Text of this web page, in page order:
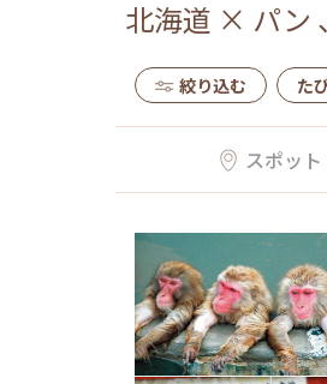
北海道 × パン
絞り込む た
スポット